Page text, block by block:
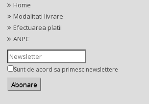
Home
Modalitati livrare
Efectuarea platii
ANPC
Sunt de acord sa primesc newslettere